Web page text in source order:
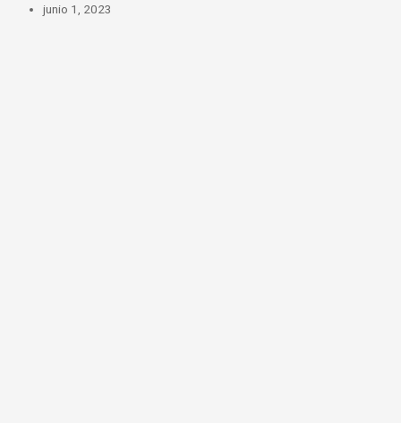
junio 1, 2023